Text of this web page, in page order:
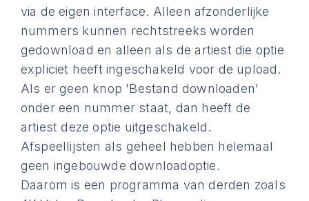
via de eigen interface. Alleen afzonderlijke
nummers kunnen rechtstreeks worden
gedownload en alleen als de artiest die optie
expliciet heeft ingeschakeld voor de upload.
Als er geen knop 'Bestand downloaden'
onder een nummer staat, dan heeft de
artiest deze optie uitgeschakeld.
Afspeellijsten als geheel hebben helemaal
geen ingebouwde downloadoptie.
Daarom is een programma van derden zoals